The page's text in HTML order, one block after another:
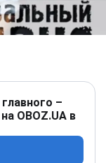
–
OBOZ.UA в